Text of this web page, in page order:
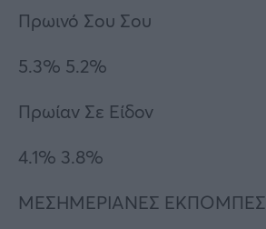
Πρωινό Σου Σου
5.3% 5.2%
Πρωίαν Σε Είδον
4.1% 3.8%
ΜΕΣΗΜΕΡΙΑΝΕΣ ΕΚΠΟΜΠΕΣ